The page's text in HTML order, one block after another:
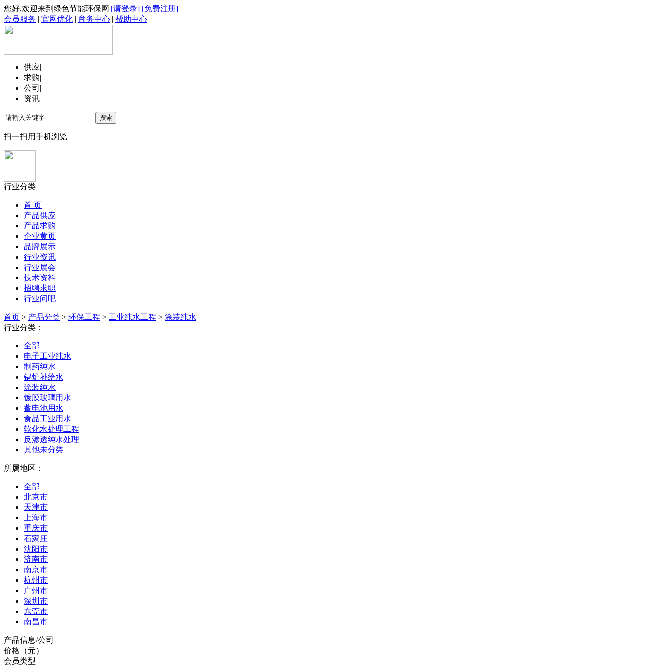
您好,欢迎来到绿色节能环保网 [请登录] [免费注册]
会员服务 | 官网优化 | 商务中心 | 帮助中心
供应|
求购|
公司 |
资讯
扫一扫用手机浏览
行业分类
首 页
产品供应
产品求购
企业黄页
品牌展示
行业资讯
行业展会
技术资料
招聘求职
行业问吧
首页 > 产品分类 > 环保工程 > 工业纯水工程 > 涂装纯水
行业分类：
全部
电子工业纯水
制药纯水
锅炉补给水
涂装纯水
镀膜玻璃用水
蓄电池用水
食品工业用水
软化水处理工程
反渗透纯水处理
其他未分类
所属地区：
全部
北京市
天津市
上海市
重庆市
石家庄
沈阳市
济南市
南京市
杭州市
广州市
深圳市
东莞市
南昌市
产品信息/公司
价格（元）
会员类型